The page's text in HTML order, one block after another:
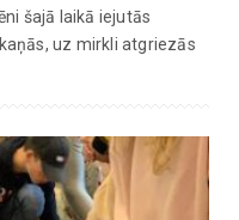
šajā laikā iejutās
uz mirkli atgriezās